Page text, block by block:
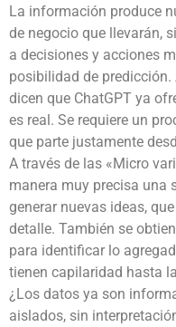
La información produce
de negocio que llevarán,
a decisiones y acciones
posibilidad de
dicen que ChatGPT ya
es real. Se requiere un
que parte justamente
A través de las «Micro
manera muy precisa una
generar nuevas ideas,
detalle. También se
para identificar lo
tienen capilaridad hasta
¿Los datos ya son
aislados, sin